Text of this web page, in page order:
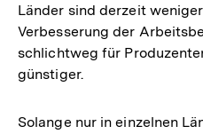
Länder sind derzeit
Verbesserung der
schlichtweg für
günstiger.
Solange nur in einzelnen